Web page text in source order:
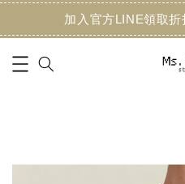
加入官方LINE領取折